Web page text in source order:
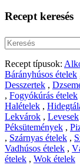
Recept keresés
Recept típusok:
Bárányhúsos ételek
Desszertek ,
, Fogyókúrás ételek
Halételek ,
Lekvárok , Levesek
Péksütemények ,
, Szárnyas ételek ,
Vadhúsos ételek ,
ételek , Wok ételek